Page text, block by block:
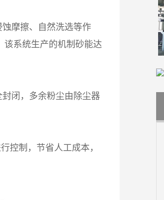
摩擦、自然洗选等作
该系统生产的机制砂能达
闭，多余粉尘由除尘器
控制，节省人工成本，